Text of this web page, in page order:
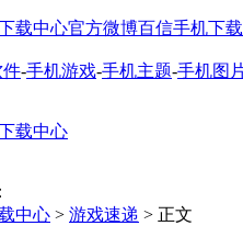
百信手机下
件-手机游戏-手机主题-手机图
中心 > 游戏速递 > 正文